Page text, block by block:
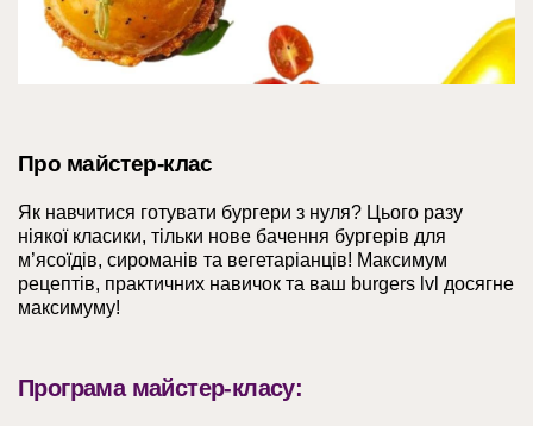
Про майстер-клас
Як навчитися готувати бургери з нуля? Цього разу
ніякої класики, тільки нове бачення бургерів для
м’ясоїдів, сироманів та вегетаріанців! Максимум
рецептів, практичних навичок та ваш burgers lvl досягне
максимуму!
Програма майстер-класу: